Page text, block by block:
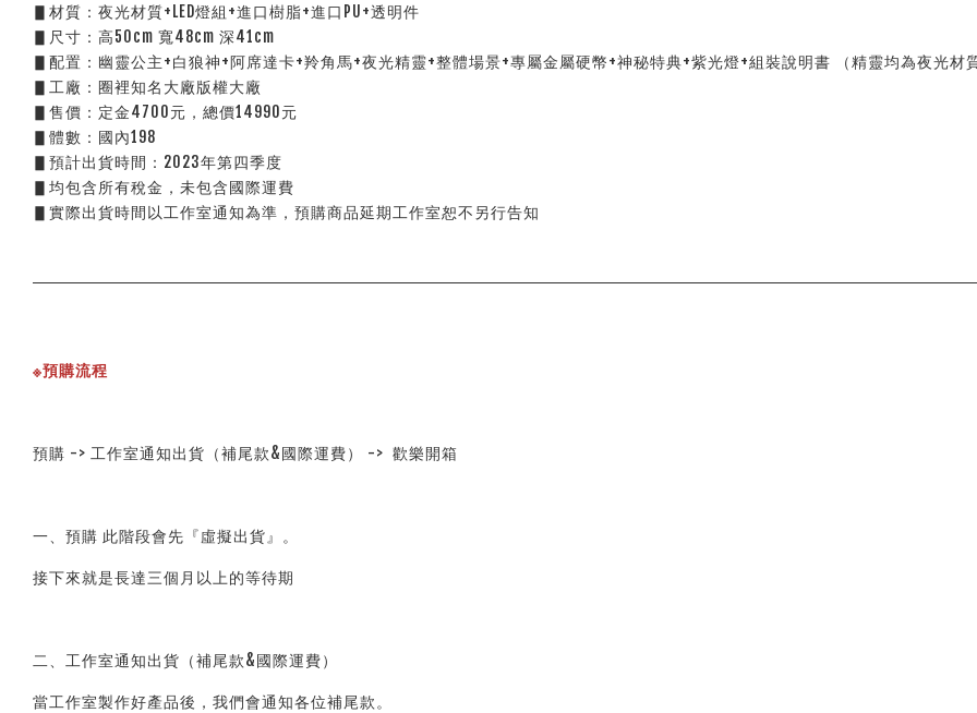
▋材質：夜光材質+LED燈組+進口樹脂+進口PU+透明件
▋尺寸：高50cm 寬48cm 深41cm
▋配置：幽靈公主+白狼神+阿席達卡+羚角馬+夜光精靈+整體場景+專屬金屬硬幣+神秘特典+紫光燈+組裝說明書 （精靈均為夜光材
▋工廠：圈裡知名大廠版權大廠
▋售價：定金4700元，總價14990元
▋體數：國內198
▋預計出貨時間：2023年第四季度
▋均包含所有稅金，未包含國際運費
▋實際出貨時間以工作室通知為準，預購商品延期工作室恕不另行告知
※預購流程
預購 -> 工作室通知出貨（補尾款&國際運費） ->  歡樂開箱
一、預購 此階段會先『虛擬出貨』。
接下來就是長達三個月以上的等待期
二、工作室通知出貨（補尾款&國際運費）
當工作室製作好產品後，我們會通知各位補尾款。